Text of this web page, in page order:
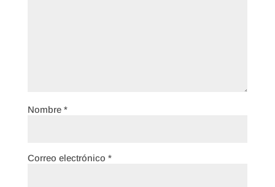
Nombre *
Correo electrónico *